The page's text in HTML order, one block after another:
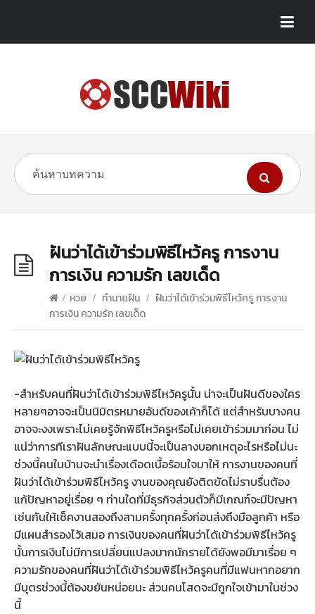
ฝันว่าได้เข้าร่วมพิธีไหว้ครู การงาน
การเงิน ความรัก เลขเด็ด
/ หวย / ทำนายฝัน / ฝันว่าได้เข้าร่วมพิธีไหว้ครู การงาน
การเงิน ความรัก เลขเด็ด
-สำหรับคนที่ฝันว่าได้เข้าร่วมพิธีไหว้ครูนั้น น่าจะเป็นฝันดีของใคร
หลายๆอาจจะเป็นนิมิตรหมายอันดีของเค้าก็ได้ แต่สำหรับบางคน
อาจจะงงเพราะไม่เคยรู้จักพิธีไหว้ครูหรือไม่เคยเข้าร่วมมาก่อน ไม่
แน่ว่าการทีเราฝันลักษณะแบบนี้จะเป็นลางบอกเหตุอะไรหรือไม่นะ
ช่วงนี้คนในบ้านจะนำเรื่องเดือดเนื้อร้อนใจมาให้ การงานของคนที่
ฝันว่าได้เข้าร่วมพิธีไหว้ครู งานของคุณยังติดขัดไม่ราบรื่นต้อง
แก้ปัญหาอยู่เรื่อย ๆ ท่านใดที่มีธุรกิจส่วนตัวก็มีเกณฑ์จะมีปัญหา
เช่นกันให้เช็คงานสองถึงสามครั้งทุกครั้งก่อนส่งถึงมือลูกค้า หรือ
มีแผนสำรองไว้เสมอ การเงินของคนที่ฝันว่าได้เข้าร่วมพิธีไหว้ครู
นั้นการเงินไม่มีการเปลี่ยนแปลงมากนักรายได้ยังพอมีมาเรื่อย ๆ
ความรักของคนที่ฝันว่าได้เข้าร่วมพิธีไหว้ครูคนที่มีแฟนหากอยาก
มีบุตรช่วงนี้ต้องขยันหน่อยนะ ส่วนคนโสดจะมีถูกใจเข้ามาในช่วง
นี้